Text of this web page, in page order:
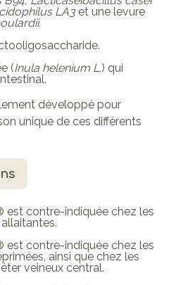
LA3et une levure
(Inula helenium L.) qui
développé pour
unique de ces différents
est contre-indiquée chez les
est contre-indiquée chez les
ainsi que chez les
veineux central.